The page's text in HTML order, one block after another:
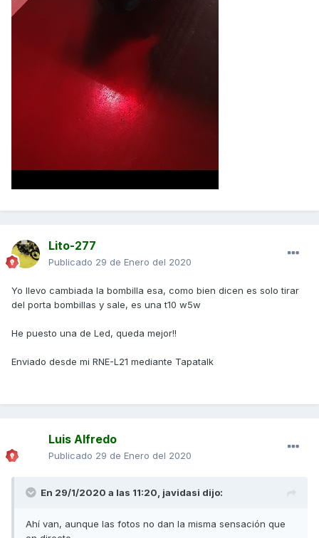
Lito-277
Publicado 29 de Enero del 2020
Yo llevo cambiada la bombilla esa, como bien dicen es solo tirar
del porta bombillas y sale, es una t10 w5w
He puesto una de Led, queda mejor!!
Enviado desde mi RNE-L21 mediante Tapatalk
Luis Alfredo
Publicado 29 de Enero del 2020
En 29/1/2020 a las 11:20, javidasi dijo:
Ahí van, aunque las fotos no dan la misma sensación que